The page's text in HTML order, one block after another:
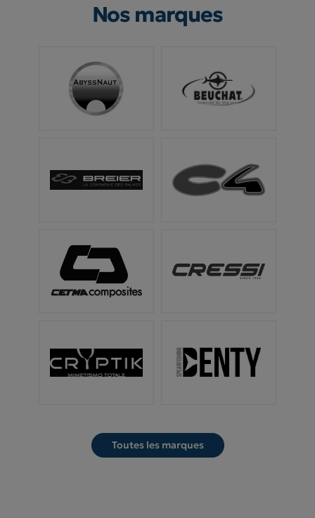
Nos marques
Toutes les marques